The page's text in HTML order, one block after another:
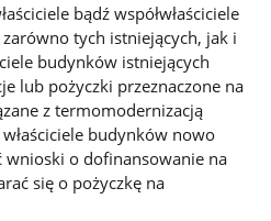
bądź współwłaściciele
tych istniejących, jak i
budynków istniejących
lub pożyczki przeznaczone na
z termomodernizacją
budynków nowo
wnioski o dofinansowanie na
się o pożyczkę na